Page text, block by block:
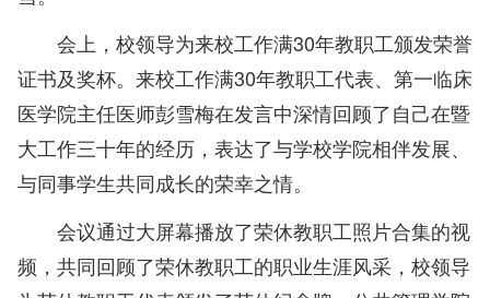
会上，校领导为来校工作满30年教职工颁发荣誉
证书及奖杯。来校工作满30年教职工代表、第一临床
医学院主任医师彭雪梅在发言中深情回顾了自己在暨
大工作三十年的经历，表达了与学校学院相伴发展、
与同事学生共同成长的荣幸之情。
会议通过大屏幕播放了荣休教职工照片合集的视
频，共同回顾了荣休教职工的职业生涯风采，校领导